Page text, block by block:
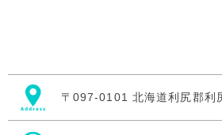
〒097-0101 北海道利尻郡利